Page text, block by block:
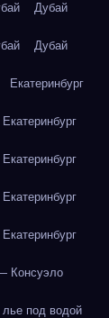
Дубай
Дубай
Екатеринбург
Екатеринбург
Екатеринбург
Екатеринбург
Екатеринбург
Консуэло
под водой